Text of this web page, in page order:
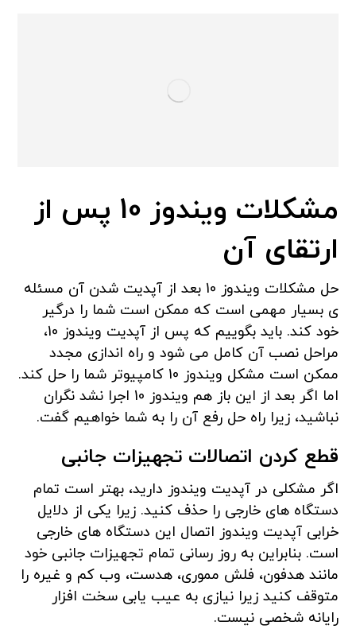
مشکلات ویندوز 10 پس از
ارتقای آن
حل مشکلات ویندوز 10 بعد از آپدیت شدن آن مسئله
ی بسیار مهمی است که ممکن است شما را درگیر
خود کند. باید بگوییم که پس از آپدیت ویندوز 10،
مراحل نصب آن کامل می شود و راه اندازی مجدد
ممکن است مشکل ویندوز 10 کامپیوتر شما را حل کند.
اما اگر بعد از این باز هم ویندوز 10 اجرا نشد نگران
نباشید، زیرا راه حل رفع آن را به شما خواهیم گفت.
قطع کردن اتصالات تجهیزات جانبی
اگر مشکلی در آپدیت ویندوز دارید، بهتر است تمام
دستگاه های خارجی را حذف کنید. زیرا یکی از دلایل
خرابی آپدیت ویندوز اتصال این دستگاه های خارجی
است. بنابراین به روز رسانی تمام تجهیزات جانبی خود
مانند هدفون، فلش مموری، هدست، وب کم و غیره را
متوقف کنید زیرا نیازی به عیب یابی سخت افزار
رایانه شخصی نیست.